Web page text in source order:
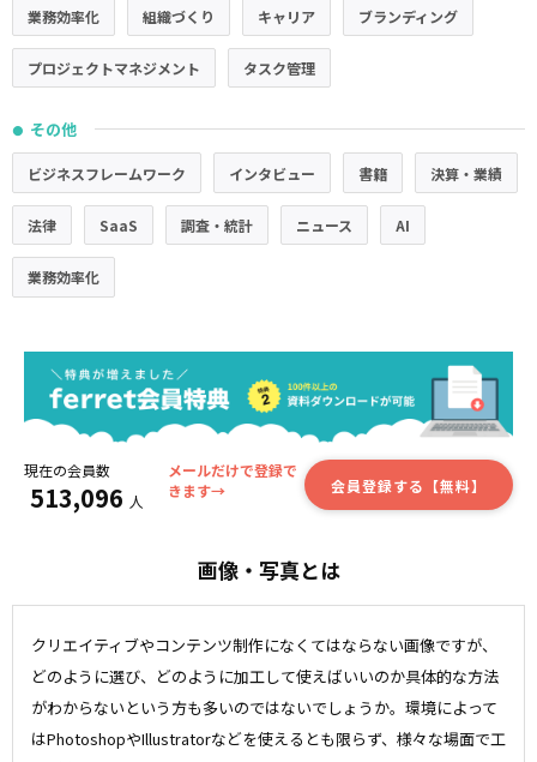
業務効率化 組織づくり キャリア ブランディング
プロジェクトマネジメント タスク管理
● その他
ビジネスフレームワーク インタビュー 書籍 決算・業績
法律 SaaS 調査・統計 ニュース AI
業務効率化
現在の会員数
513,096 人
メールだけで登録で
きます→
会員登録する【無料】
画像・写真とは
クリエイティブやコンテンツ制作になくてはならない画像ですが、
どのように選び、どのように加工して使えばいいのか具体的な方法
がわからないという方も多いのではないでしょうか。環境によって
はPhotoshopやIllustratorなどを使えるとも限らず、様々な場面で工